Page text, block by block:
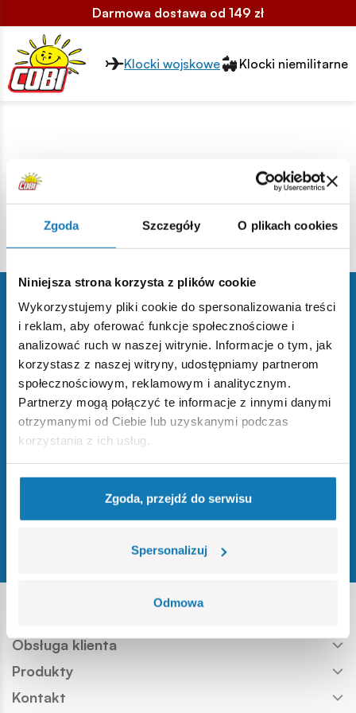
Zgoda Szczegóły O plikach cookies
Niniejsza strona korzysta z plików cookie
Wykorzystujemy pliki cookie do spersonalizowania treści
i reklam, aby oferować funkcje społecznościowe i
analizować ruch w naszej witrynie. Informacje o tym, jak
korzystasz z naszej witryny, udostępniamy partnerom
społecznościowym, reklamowym i analitycznym.
Partnerzy mogą połączyć te informacje z innymi danymi
otrzymanymi od Ciebie lub uzyskanymi podczas
korzystania z ich usług.
Zgoda, przejdź do serwisu
Spersonalizuj
Odmowa
Darmowa dostawa od 149 zł
Przełącznik segmentów2
Klocki wojskowe Klocki niemilitarne
Ben 10
28450 - Laboratorium
Zapisz się do newslettera
i zdobądź 10% na pierwsze zakupy!
Zapisz się
Odwiedź nasz profil w serwisie
Odwiedź nasz profil w serwisie
Odwiedź nasz profil w
Odwiedź nasz profil w
Odwiedź nasz profil
Obsługa klienta
Produkty
Kontakt